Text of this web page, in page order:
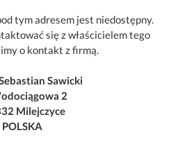
tym adresem jest niedostępny.
się z właścicielem tego
o kontakt z firmą.
Sawicki
2
Milejczyce
POLSKA